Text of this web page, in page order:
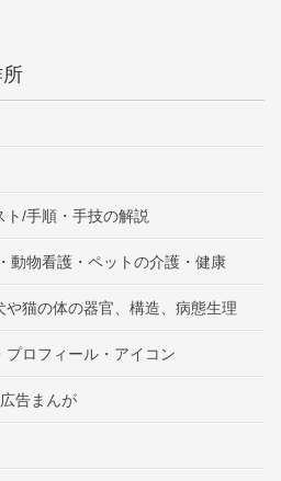
/手順・手技の解説
動物看護・ペットの介護・健康
猫の体の器官、構造、病態生理
ロフィール・アイコン
告まんが